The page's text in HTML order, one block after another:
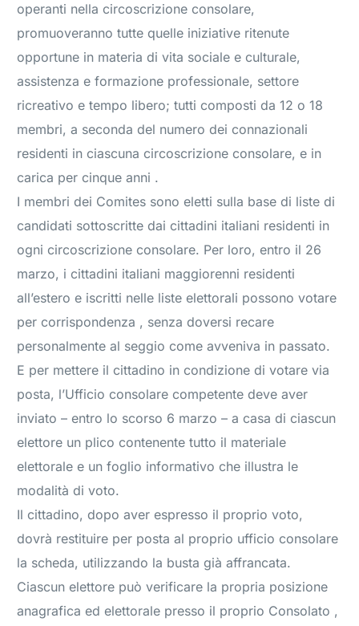
operanti nella circoscrizione consolare,
promuoveranno tutte quelle iniziative ritenute
opportune in materia di vita sociale e culturale,
assistenza e formazione professionale, settore
ricreativo e tempo libero; tutti composti da 12 o 18
membri, a seconda del numero dei connazionali
residenti in ciascuna circoscrizione consolare, e in
carica per cinque anni .
I membri dei Comites sono eletti sulla base di liste di
candidati sottoscritte dai cittadini italiani residenti in
ogni circoscrizione consolare. Per loro, entro il 26
marzo, i cittadini italiani maggiorenni residenti
all’estero e iscritti nelle liste elettorali possono votare
per corrispondenza , senza doversi recare
personalmente al seggio come avveniva in passato.
E per mettere il cittadino in condizione di votare via
posta, l’Ufficio consolare competente deve aver
inviato – entro lo scorso 6 marzo – a casa di ciascun
elettore un plico contenente tutto il materiale
elettorale e un foglio informativo che illustra le
modalità di voto.
Il cittadino, dopo aver espresso il proprio voto,
dovrà restituire per posta al proprio ufficio consolare
la scheda, utilizzando la busta già affrancata.
Ciascun elettore può verificare la propria posizione
anagrafica ed elettorale presso il proprio Consolato ,